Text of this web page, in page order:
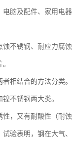
脑及配件、家用电
不锈钢、耐应力腐
相结合的方法分类
不锈钢两大类。
，又有耐酸性（耐
验表明，钢在大气